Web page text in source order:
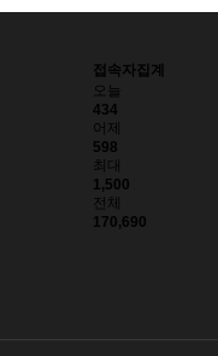
접속자집계
오늘
434
어제
598
최대
1,500
전체
170,690